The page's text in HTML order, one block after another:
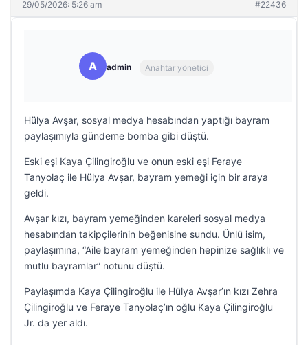
29/05/2026: 5:26 am #22436
A admin Anahtar yönetici
Hülya Avşar, sosyal medya hesabından yaptığı bayram
paylaşımıyla gündeme bomba gibi düştü.
Eski eşi Kaya Çilingiroğlu ve onun eski eşi Feraye
Tanyolaç ile Hülya Avşar, bayram yemeği için bir araya
geldi.
Avşar kızı, bayram yemeğinden kareleri sosyal medya
hesabından takipçilerinin beğenisine sundu. Ünlü isim,
paylaşımına, “Aile bayram yemeğinden hepinize sağlıklı ve
mutlu bayramlar” notunu düştü.
Paylaşımda Kaya Çilingiroğlu ile Hülya Avşar’ın kızı Zehra
Çilingiroğlu ve Feraye Tanyolaç’ın oğlu Kaya Çilingiroğlu
Jr. da yer aldı.